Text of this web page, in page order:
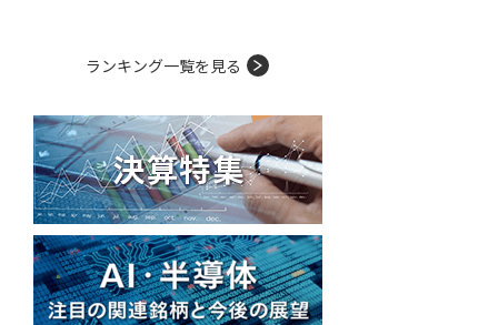
ランキング一覧を見る